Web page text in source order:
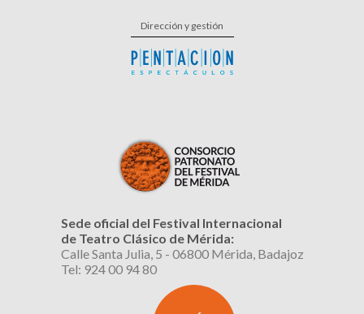
Dirección y gestión
Sede oficial del Festival Internacional
de Teatro Clásico de Mérida:
Calle Santa Julia, 5 - 06800 Mérida, Badajoz
Tel: 924 00 94 80